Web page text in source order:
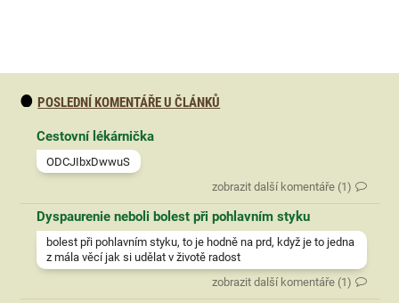
POSLEDNÍ KOMENTÁŘE U ČLÁNKŮ
Cestovní lékárnička
ODCJIbxDwwuS
zobrazit další komentáře (1)
Dyspaurenie neboli bolest při pohlavním styku
bolest při pohlavním styku, to je hodně na prd, když je to jedna
z mála věcí jak si udělat v životě radost
zobrazit další komentáře (1)